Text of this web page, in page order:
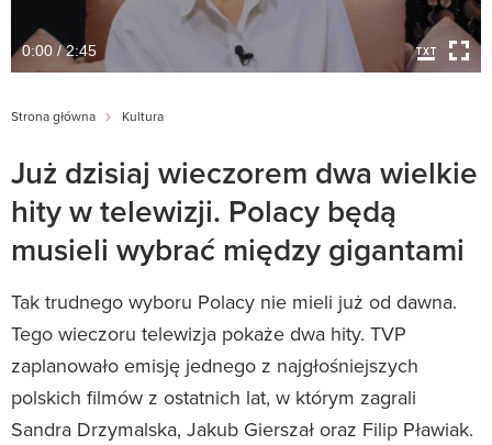
0:00 / 2:45
Strona główna Kultura
Już dzisiaj wieczorem dwa wielkie
hity w telewizji. Polacy będą
musieli wybrać między gigantami
Tak trudnego wyboru Polacy nie mieli już od dawna.
Tego wieczoru telewizja pokaże dwa hity. TVP
zaplanowało emisję jednego z najgłośniejszych
polskich filmów z ostatnich lat, w którym zagrali
Sandra Drzymalska, Jakub Gierszał oraz Filip Pławiak.